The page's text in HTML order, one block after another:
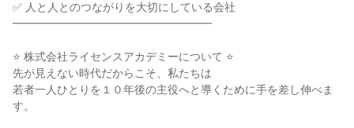
✅ 人と人とのつながりを大切にしている会社
━━━━━━━━━━━━━━━━━━
⭐ 株式会社ライセンスアカデミーについて ⭐
先が見えない時代だからこそ、私たちは
若者一人ひとりを１０年後の主役へと導くために手を差し伸べま
す。